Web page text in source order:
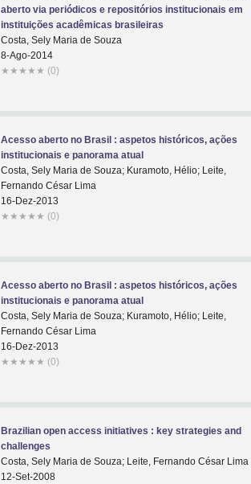
aberto via periódicos e repositórios institucionais em
instituições acadêmicas brasileiras
Costa, Sely Maria de Souza
8-Ago-2014
★ ★ ★ ★ ★ (0)
Acesso aberto no Brasil : aspetos históricos, ações
institucionais e panorama atual
Costa, Sely Maria de Souza; Kuramoto, Hélio; Leite,
Fernando César Lima
16-Dez-2013
★ ★ ★ ★ ★ (0)
Acesso aberto no Brasil : aspetos históricos, ações
institucionais e panorama atual
Costa, Sely Maria de Souza; Kuramoto, Hélio; Leite,
Fernando César Lima
16-Dez-2013
★ ★ ★ ★ ★ (0)
Brazilian open access initiatives : key strategies and
challenges
Costa, Sely Maria de Souza; Leite, Fernando César Lima
12-Set-2008